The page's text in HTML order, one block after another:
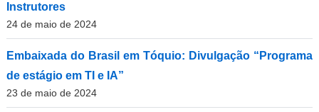
Instrutores
24 de maio de 2024
Embaixada do Brasil em Tóquio: Divulgação “Programa
de estágio em TI e IA”
23 de maio de 2024